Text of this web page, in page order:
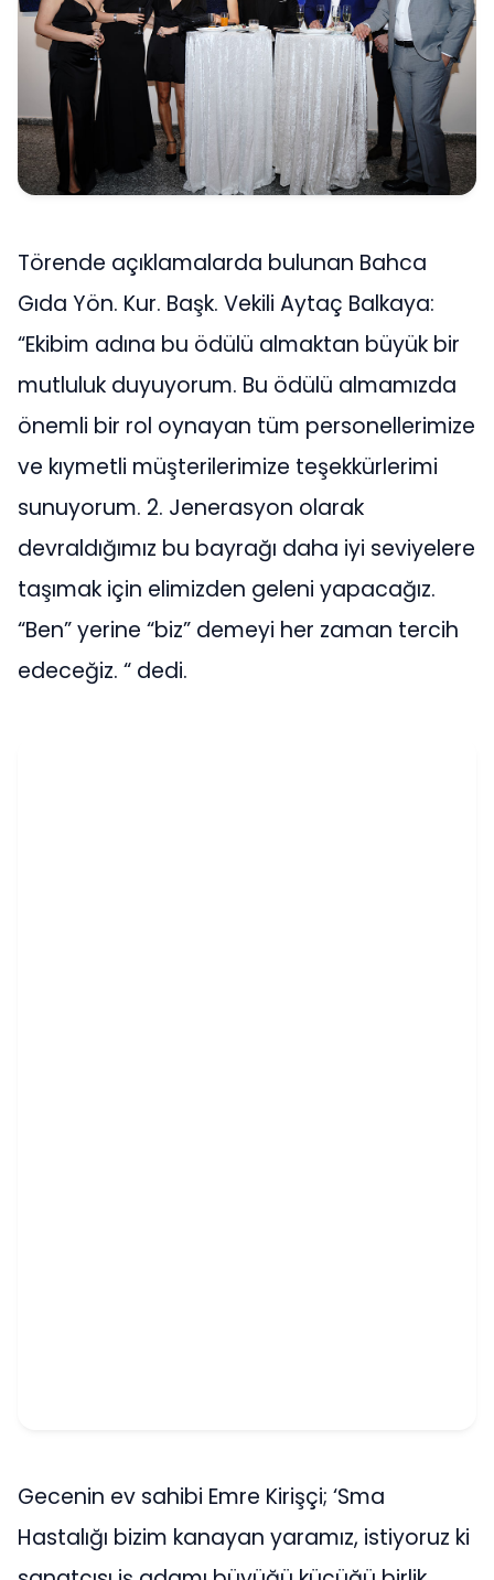
Törende açıklamalarda bulunan Bahca
Gıda Yön. Kur. Başk. Vekili Aytaç Balkaya:
“Ekibim adına bu ödülü almaktan büyük bir
mutluluk duyuyorum. Bu ödülü almamızda
önemli bir rol oynayan tüm personellerimize
ve kıymetli müşterilerimize teşekkürlerimi
sunuyorum. 2. Jenerasyon olarak
devraldığımız bu bayrağı daha iyi seviyelere
taşımak için elimizden geleni yapacağız.
“Ben” yerine “biz” demeyi her zaman tercih
edeceğiz. “ dedi.
Gecenin ev sahibi Emre Kirişçi; ‘Sma
Hastalığı bizim kanayan yaramız, istiyoruz ki